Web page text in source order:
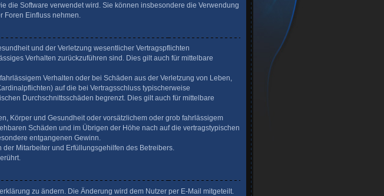
die Software verwendet wird. Sie können insbesondere die Verwendung
Foren Einfluss nehmen.
und der Verletzung wesentlicher Vertragspflichten
Verhalten zurückzuführen sind. Dies gilt auch für mittelbare
Verhalten oder bei Schäden aus der Verletzung von Leben,
auf die bei Vertragsschluss typischerweise
Durchschnittsschäden begrenzt. Dies gilt auch für mittelbare
Körper und Gesundheit oder vorsätzlichem oder grob fahrlässigem
Schäden und im Übrigen der Höhe nach auf die vertragstypischen
entgangenen Gewinn.
Mitarbeiter und Erfüllungsgehilfen des Betreibers.
zu ändern. Die Änderung wird dem Nutzer per E-Mail mitgeteilt.